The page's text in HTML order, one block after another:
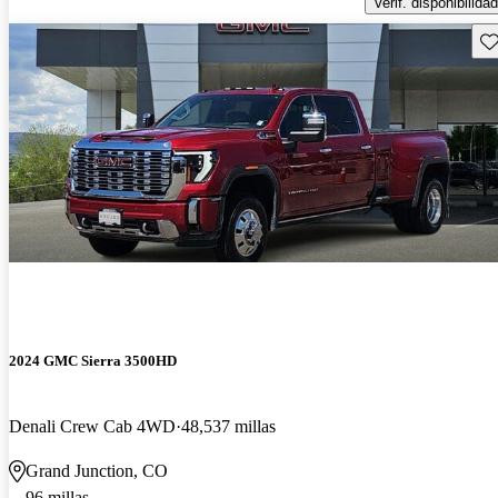
2024 GMC Sierra 3500HD
Denali Crew Cab 4WD 48,537 millas
Grand Junction, CO